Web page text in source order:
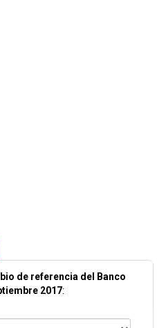
de referencia del Banco
2017: